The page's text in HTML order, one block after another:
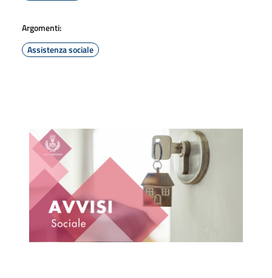
Argomenti:
Assistenza sociale